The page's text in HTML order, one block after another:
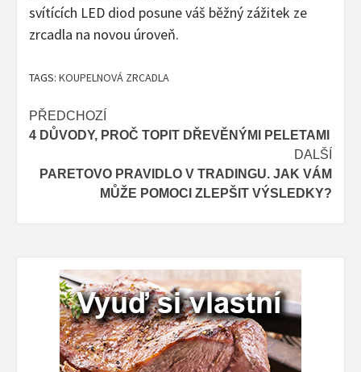
svítících LED diod posune váš běžný zážitek ze
zrcadla na novou úroveň.
TAGS: KOUPELNOVÁ ZRCADLA
Post
navigation
PŘEDCHOZÍ
4 DŮVODY, PROČ TOPIT DŘEVĚNÝMI PELETAMI
DALŠÍ
PARETOVO PRAVIDLO V TRADINGU. JAK VÁM
MŮŽE POMOCI ZLEPŠIT VÝSLEDKY?